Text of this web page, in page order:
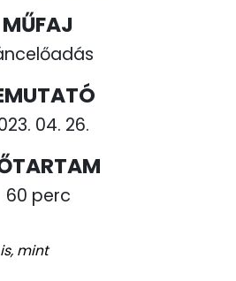
MŰFAJ
04. 26.
60 perc
mint